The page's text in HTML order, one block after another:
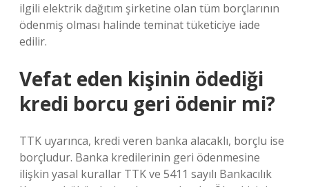
ilgili elektrik dağıtım şirketine olan tüm borçlarının
ödenmiş olması halinde teminat tüketiciye iade
edilir.
Vefat eden kişinin ödediği
kredi borcu geri ödenir mi?
TTK uyarınca, kredi veren banka alacaklı, borçlu ise
borçludur. Banka kredilerinin geri ödenmesine
ilişkin yasal kurallar TTK ve 5411 sayılı Bankacılık